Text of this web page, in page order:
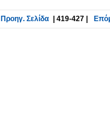
Προηγ. Σελίδα 419-427